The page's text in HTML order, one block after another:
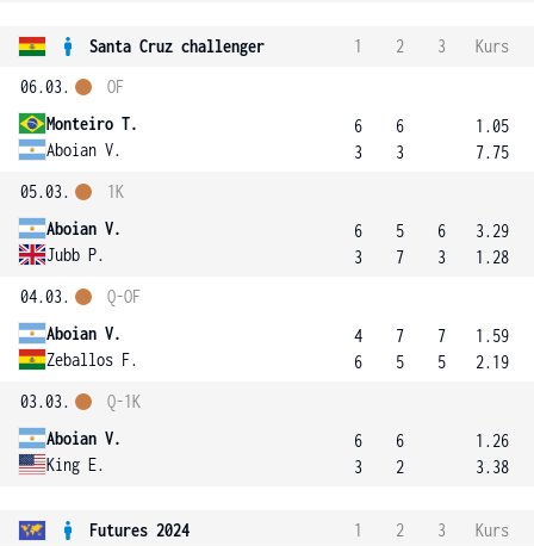
Santa Cruz challenger 1 2 3
Kurs
06.03.
Monteiro T.
Aboian V.
OF
6
3
6
3
1.05
7.75
05.03.
Aboian V.
Jubb P.
1K
6
3
5
7
6
3
3.29
1.28
04.03.
Aboian V.
Zeballos F.
Q-OF
4
6
7
5
7
5
1.59
2.19
03.03.
Aboian V.
King E.
Q-1K
6
3
6
2
1.26
3.38
Futures 2024 1 2 3
Kurs